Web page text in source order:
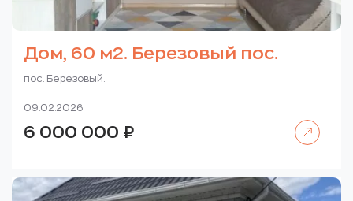
Дом, 60 м2. Березовый пос.
пос. Березовый.
09.02.2026
6 000 000 ₽